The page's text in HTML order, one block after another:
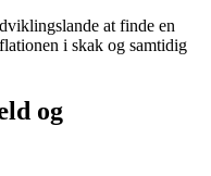
at finde en
i skak og samtidig
og